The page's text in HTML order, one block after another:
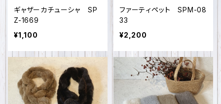
ギャザーカチューシャ SP
Z-1669
¥1,100
ファーティペット SPM-08
33
¥2,200